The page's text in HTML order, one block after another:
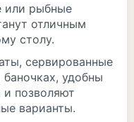
рыбные
отличным
столу.
сервированные
удобны
позволяют
варианты.